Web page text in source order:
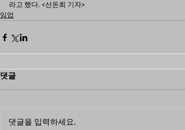
라고 했다. <선돈희 기자>
임업
댓글
댓글을 입력하세요.